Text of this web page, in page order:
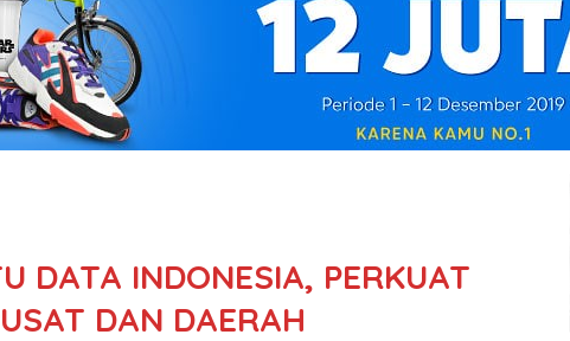
DATA INDONESIA, PERKUAT
DAN DAERAH